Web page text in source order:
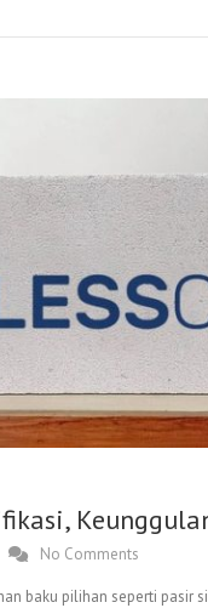
No Comments
baku pilihan seperti pasir